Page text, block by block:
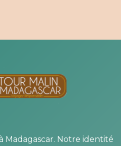
Madagascar. Notre identité